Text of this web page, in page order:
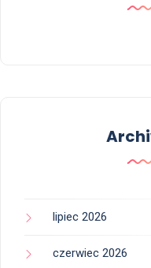
lipiec 2026
czerwiec 2026